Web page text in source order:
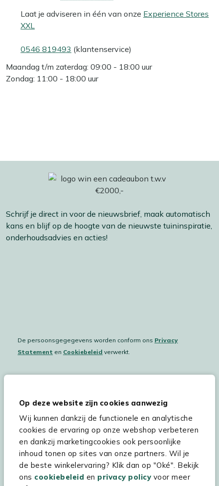
Op deze website zijn cookies aanwezig
Wij kunnen dankzij de functionele en analytische
cookies de ervaring op onze webshop verbeteren
en dankzij marketingcookies ook persoonlijke
inhoud tonen op sites van onze partners. Wil je
de beste winkelervaring? Klik dan op "Oké". Bekijk
ons cookiebeleid en privacy policyvoor meer
Laat je adviseren in één van onze Experience Stores
XXL
0546 819493 (klantenservice)
Maandag t/m zaterdag: 09:00 - 18:00 uur
Zondag: 11:00 - 18:00 uur
Schrijf je direct in voor de nieuwsbrief, maak automatisch
kans en blijf op de hoogte van de nieuwste tuininspiratie,
onderhoudsadvies en acties!
De persoonsgegegevens worden conform ons Privacy
Statement en Cookiebeleid verwerkt.
Hulp & service
Assortiment
Kees Smit Tuinmeubelen
Experience Stores XXL